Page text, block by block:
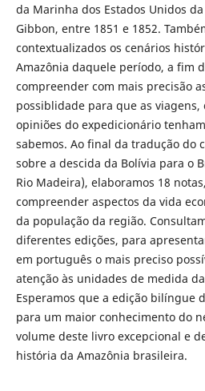
da Marinha dos Estados Unidos
Gibbon, entre 1851 e 1852.
contextualizados os cenários
Amazônia daquele período, a fim
compreender com mais precisão
possiblidade para que as
opiniões do expedicionário
sabemos. Ao final da tradução do
sobre a descida da Bolívia para o
Rio Madeira), elaboramos 18
compreender aspectos da vida
da população da região.
diferentes edições, para
em português o mais preciso
atenção às unidades de medida
Esperamos que a edição bilíngue
para um maior conhecimento do
volume deste livro excepcional e
história da Amazônia brasileira.